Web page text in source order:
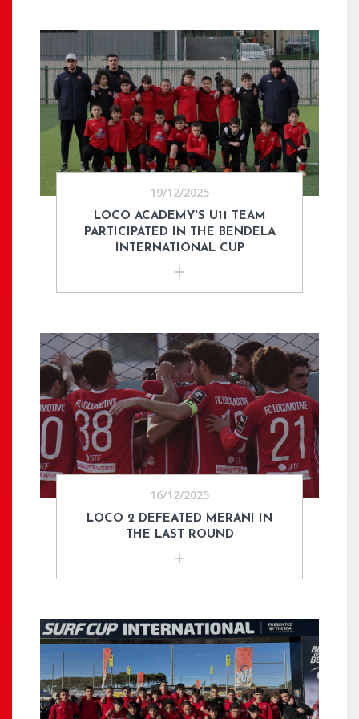
19/12/2025
LOCO ACADEMY'S U11 TEAM
PARTICIPATED IN THE BENDELA
INTERNATIONAL CUP
16/12/2025
LOCO 2 DEFEATED MERANI IN
THE LAST ROUND